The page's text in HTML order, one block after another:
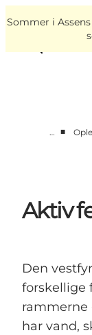
Sommer i
Det sker
VisitAssens
Deutsch
… ■
Aktiv
Den
forskellige
rammerne
har vand,